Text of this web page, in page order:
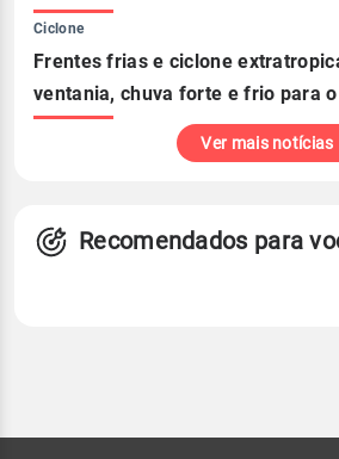
Ciclone
Frentes frias e ciclone
ventania, chuva forte e frio para
Ver mais notícias
Recomendados para